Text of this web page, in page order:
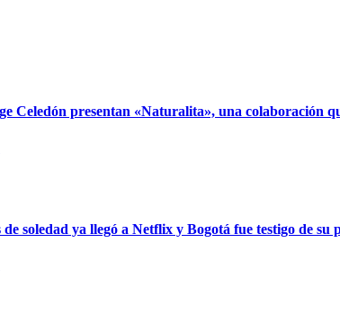
Celedón presentan «Naturalita», una colaboración
soledad ya llegó a Netflix y Bogotá fue testigo de su